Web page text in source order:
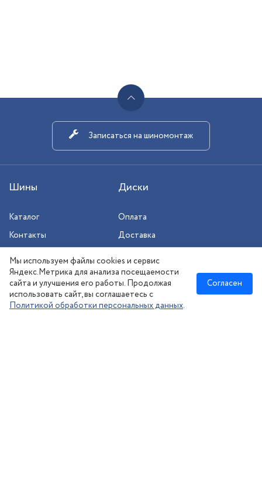
Шины Диски
Каталог
Контакты
Оплата
Доставка
Сезонное хранение
Записаться на шиномонтаж
Новосибирск:
Мы используем файлы cookies и сервис
Яндекс.Метрика для анализа посещаемости
сайта и улучшения его работы. Продолжая
использовать сайт, вы соглашаетесь с
Политикой обработки персональных данных.
Согласен